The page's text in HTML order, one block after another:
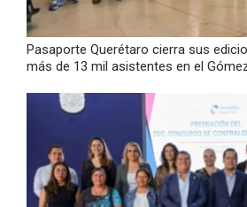
Pasaporte Querétaro cierra sus
más de 13 mil asistentes en el